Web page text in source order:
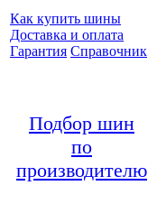
Как купить шины
Доставка и оплата
Гарантия Справочник
Подбор шин
по
производителю